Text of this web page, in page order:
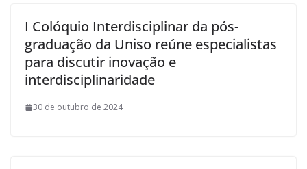
I Colóquio Interdisciplinar da pós-
graduação da Uniso reúne especialistas
para discutir inovação e
interdisciplinaridade
30 de outubro de 2024